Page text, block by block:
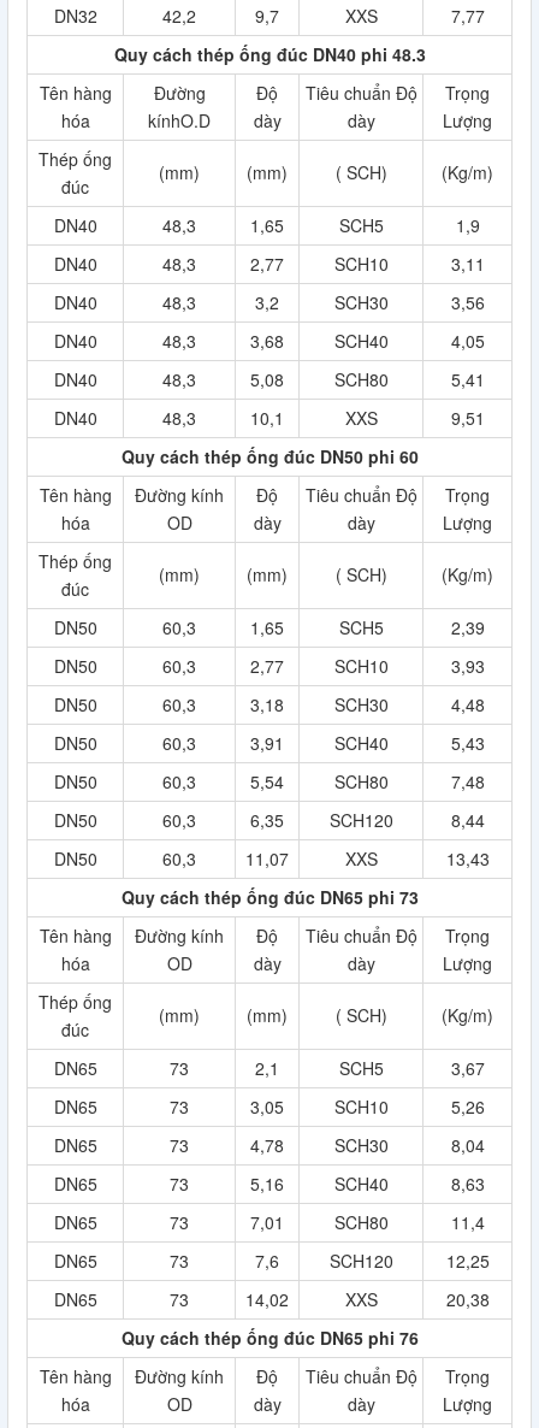
DN32 42,2 9,7 XXS
7,77
Quy cách thép ống đúc DN40 phi 48.3
Tên hàng
hóa
Đường
kínhO.D
Độ
dày
Tiêu chuẩn Độ
dày
Trọng
Lượng
Thép ống
đúc
(mm) (mm) ( SCH) (Kg/m)
DN40 48,3 1,65 SCH5
1,9
DN40
48,3 2,77 SCH10
3,11
DN40
48,3 3,2 SCH30
3,56
DN40
48,3 3,68 SCH40
4,05
DN40
48,3 5,08 SCH80
5,41
DN40
48,3 10,1 XXS
9,51
Quy cách thép ống đúc DN50 phi 60
Tên hàng
hóa
Đường kính
OD
Độ
dày
Tiêu chuẩn Độ
dày
Trọng
Lượng
Thép ống
đúc
(mm) (mm) ( SCH) (Kg/m)
DN50 60,3 1,65 SCH5
2,39
DN50
60,3 2,77 SCH10
3,93
DN50
60,3 3,18 SCH30
4,48
DN50
60,3 3,91 SCH40
5,43
DN50
60,3 5,54 SCH80
7,48
DN50
60,3 6,35 SCH120
8,44
DN50
60,3 11,07 XXS
13,43
Quy cách thép ống đúc DN65 phi 73
Tên hàng
hóa
Đường kính
OD
Độ
dày
Tiêu chuẩn Độ
dày
Trọng
Lượng
Thép ống
đúc
(mm) (mm) ( SCH) (Kg/m)
DN65 73 2,1 SCH5
3,67
DN65
73 3,05 SCH10
5,26
DN65
73 4,78 SCH30
8,04
DN65
73 5,16 SCH40
8,63
DN65
73 7,01 SCH80
11,4
DN65
73 7,6 SCH120
12,25
DN65
73 14,02 XXS
20,38
Quy cách thép ống đúc DN65 phi 76
Tên hàng
hóa
Đường kính
OD
Độ
dày
Tiêu chuẩn Độ
dày
Trọng
Lượng